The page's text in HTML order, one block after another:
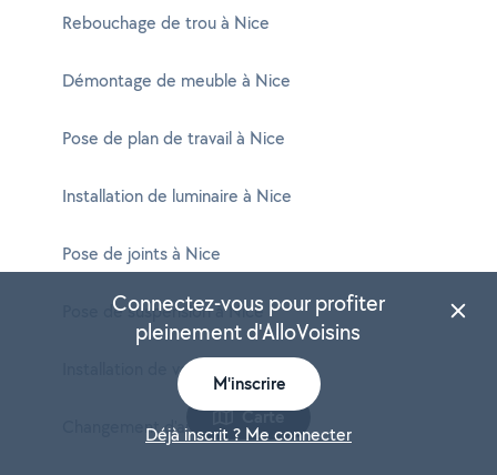
Rebouchage de trou à Nice
Démontage de meuble à Nice
Pose de plan de travail à Nice
Installation de luminaire à Nice
Pose de joints à Nice
Pose de suspension à Nice
Installation de ventilateur à Nice
Changement d'ampoule à Nice
Carte
Connectez-vous pour profiter
pleinement d'AlloVoisins
M'inscrire
Déjà inscrit ? Me connecter